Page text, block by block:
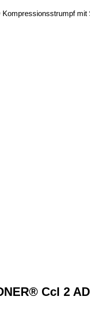
Ccl 2